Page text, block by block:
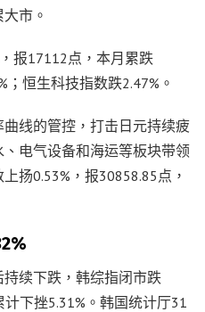
市。
报17112点，本月累跌
；恒生科技指数跌2.47%。
线的管控，打击日元持续疲
电气设备和海运等板块带领
扬0.53%，报30858.85点，
续下跌，韩综指闭市跌
下挫5.31%。韩国统计厅31